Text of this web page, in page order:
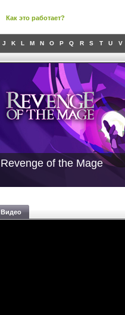
Как это работает?
J K L M N O P Q R S T U V
Revenge of the Mage
Видео